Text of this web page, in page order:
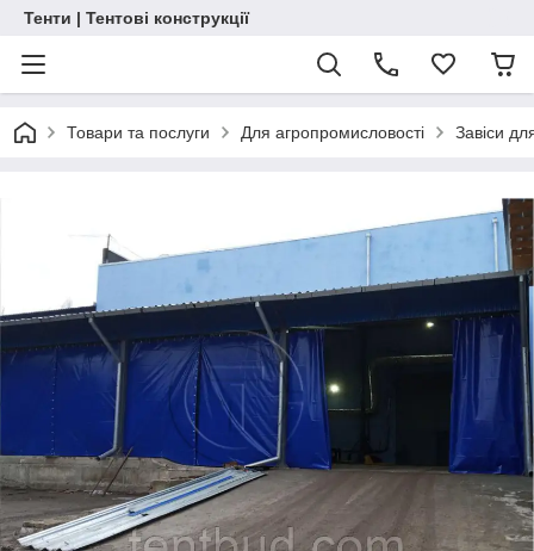
Тенти | Тентові конструкції
Товари та послуги Для агропромисловості Завіси